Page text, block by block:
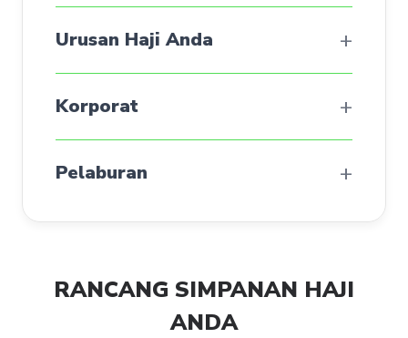
Urusan Haji Anda +
Korporat +
Pelaburan +
RANCANG SIMPANAN HAJI
ANDA